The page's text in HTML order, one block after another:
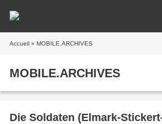
Accueil » MOBILE.ARCHIVES
MOBILE.ARCHIVES
Die Soldaten (Elmark-